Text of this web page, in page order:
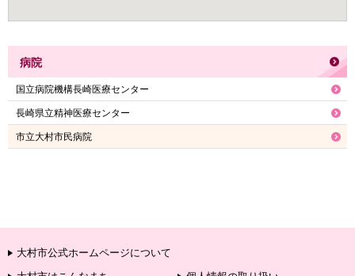
病院
国立病院機構長崎医療センター
長崎県立精神医療センター
市立大村市民病院
大村市公式ホームページについて